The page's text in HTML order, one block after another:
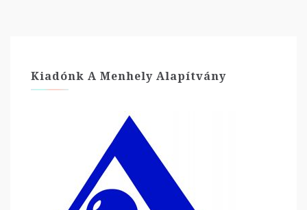
Kiadónk A Menhely Alapítvány